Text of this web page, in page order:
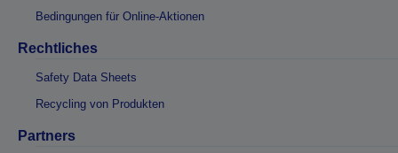
Bedingungen für Online-Aktionen
Rechtliches
Safety Data Sheets
Recycling von Produkten
Partners